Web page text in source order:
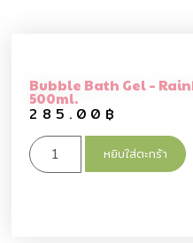
Bubble Bath Gel –
500ml.
285.00 ฿
หยิบใส่ตะกร้า